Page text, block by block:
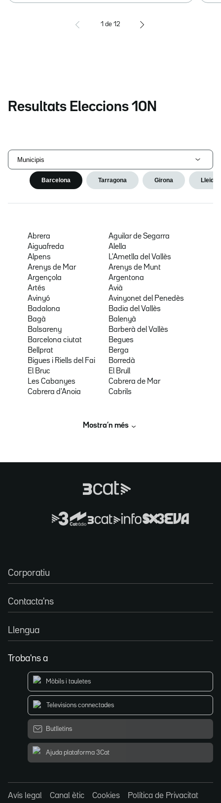
1 de 12
Resultats Eleccions 10N
Municipis
Barcelona Tarragona Girona Lleida
Abrera
Aguilar de Segarra
Aiguafreda
Alella
Alpens
L'Ametlla del Vallès
Arenys de Mar
Arenys de Munt
Argençola
Argentona
Artés
Avià
Avinyó
Avinyonet del Penedès
Badalona
Badia del Vallès
Bagà
Balenyà
Balsareny
Barberà del Vallès
Barcelona ciutat
Begues
Bellprat
Berga
Bigues i Riells del Fai
Borredà
El Bruc
El Brull
Les Cabanyes
Cabrera de Mar
Cabrera d'Anoia
Cabrils
Mostra’n més
Corporatiu
Contacta'ns
Llengua
Troba'ns a
Mòbils i tauletes
Televisions connectades
Butlletins
Ajuda plataforma 3Cat
Avís legal Canal ètic Cookies Política de Privacitat